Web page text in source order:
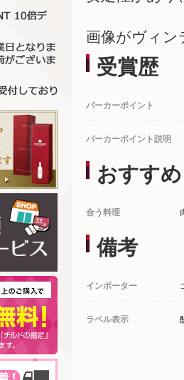
画像がヴィン
受賞歴
パーカーポイント
パーカーポイント説明
おすすめ
合う料理
備考
インポーター
ラベル表示